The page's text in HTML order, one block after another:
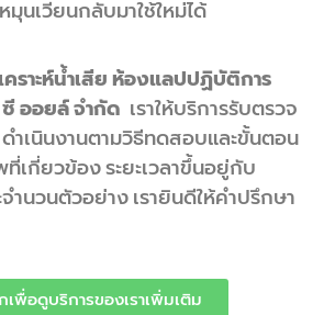
นเวียนกลับมาใช้ใหม่ได้
ราะห์น้ำเสีย ห้องแลปปฏิบัติการ
ออยล์ จำกัด เราให้บริการรับตรวจ
ดำเนินงานตามวิธีทดสอบและขั้นตอน
กี่ยวข้อง ระยะเวลาขึ้นอยู่กับ
ำนวนตัวอย่าง เรายินดีให้คำปรึกษา
เพื่อดูบริการของเราเพิ่มเติม